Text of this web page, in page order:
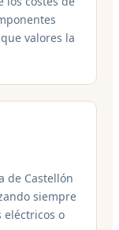
valores la
de Castellón
siempre
o